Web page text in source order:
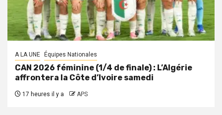
A LA UNE Équipes Nationales
CAN 2026 féminine (1/4 de finale) : L’Algérie
affrontera la Côte d’Ivoire samedi
17 heures il y a APS